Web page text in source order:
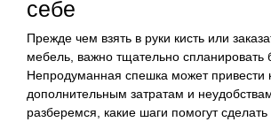
себе
Прежде чем взять в руки кисть или
мебель, важно тщательно спланировать
Непродуманная спешка может привести
дополнительным затратам и
разберемся, какие шаги помогут